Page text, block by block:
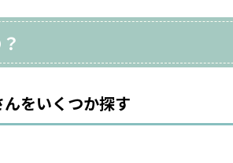
をいくつか探す